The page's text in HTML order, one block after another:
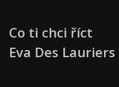
Co ti chci říct
Eva Des Lauriers